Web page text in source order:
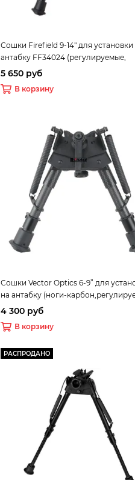
Сошки Firefield 9-14" для установки
антабку FF34024 (регулируемые,
переходник на weaver в комплекте)
5 650 руб
В корзину
Сошки Vector Optics 6-9” для
на антабку (ноги-
фиксация винтом, переходник на
(RSCFP-06)
4 300 руб
В корзину
РАСПРОДАНО